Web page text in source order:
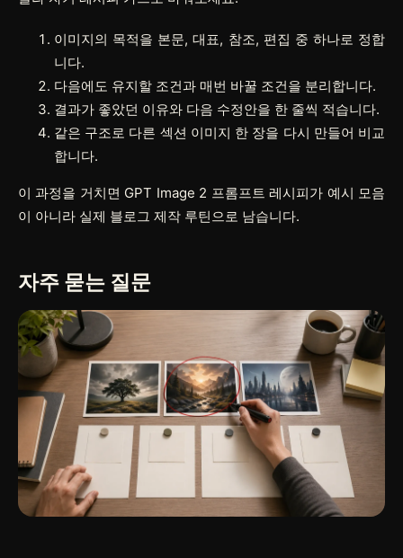
이미지의 목적을 본문, 대표, 참조, 편집 중 하나로 정합
니다.
다음에도 유지할 조건과 매번 바꿀 조건을 분리합니다.
결과가 좋았던 이유와 다음 수정안을 한 줄씩 적습니다.
같은 구조로 다른 섹션 이미지 한 장을 다시 만들어 비교
합니다.
이 과정을 거치면 GPT Image 2 프롬프트 레시피가 예시 모음
이 아니라 실제 블로그 제작 루틴으로 남습니다.
자주 묻는 질문